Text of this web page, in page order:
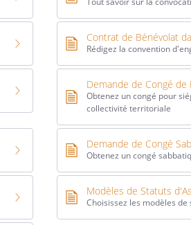
Contrat de Bénévolat
Rédigez la convention
Demande de Congé de
Obtenez un congé pour
collectivité territoriale
Demande de Congé
Obtenez un congé
Modèles de Statuts
Choisissez les modèles